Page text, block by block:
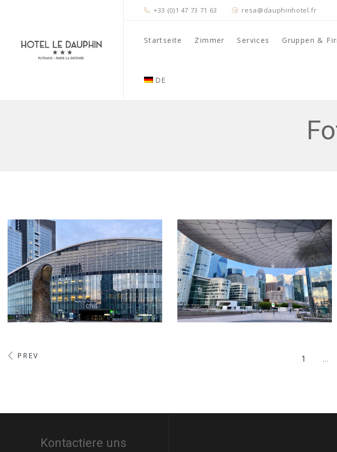
+33 (0)1 47 73 71 63 resa@dauphinhotel.fr
Startseite Zimmer Services Gruppen &
DE
PREV 1 …
Kontactiere uns